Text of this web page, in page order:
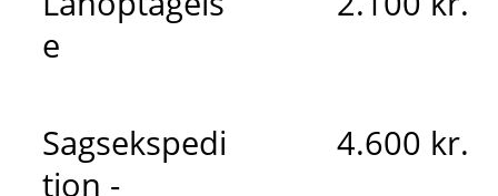
e
Sagsekspedi
tion -
4.600 kr.